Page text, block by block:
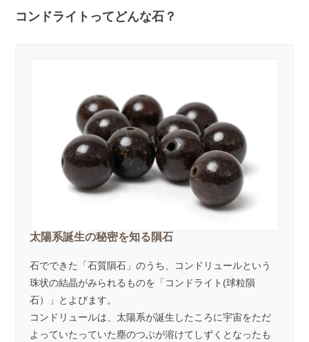
コンドライトってどんな石？
太陽系誕生の秘密を知る隕石
石でできた「石質隕石」のうち、コンドリュールという
珠状の結晶がみられるものを「コンドライト(球粒隕
石）」とよびます。
コンドリュールは、太陽系が誕生したころに宇宙をただ
よっていたっていた塵のつぶが溶けてしずくとなったも